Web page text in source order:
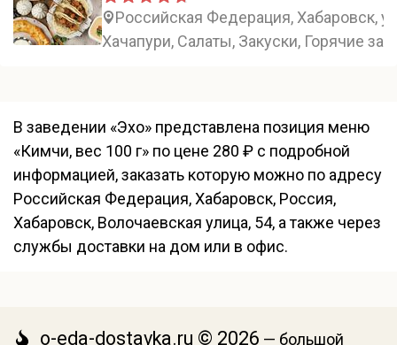
Российская Федерация, Хабаровск,
Хачапури, Салаты, Закуски, Горячие
В заведении «Эхо» представлена позиция меню
«Кимчи, вес 100 г» по цене 280 ₽ с подробной
информацией, заказать которую можно по адресу
Российская Федерация, Хабаровск, Россия,
Хабаровск, Волочаевская улица, 54, а также через
службы доставки на дом или в офис.
o-eda-dostavka.ru © 2026 — большой